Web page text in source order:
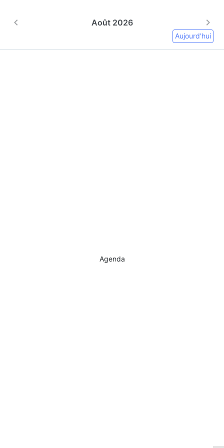
Août 2026
Aujourd'hui
Agenda